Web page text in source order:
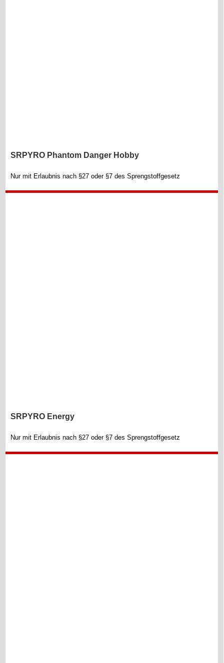
SRPYRO Phantom Danger Hobby
Nur mit Erlaubnis nach §27 oder §7 des Sprengstoffgesetz
SRPYRO Energy
Nur mit Erlaubnis nach §27 oder §7 des Sprengstoffgesetz